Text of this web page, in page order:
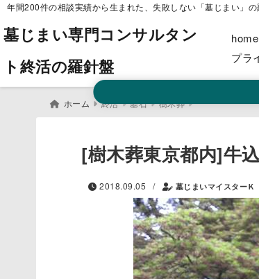
年間200件の相談実績から生まれた、失敗しない「墓じまい」の
墓じまい専門コンサルタン
ト終活の羅針盤
home
プラ
ホーム 終活 墓石 樹木葬
[樹木葬東京都内]牛
2018.09.05 / 墓じまいマイスターＫ